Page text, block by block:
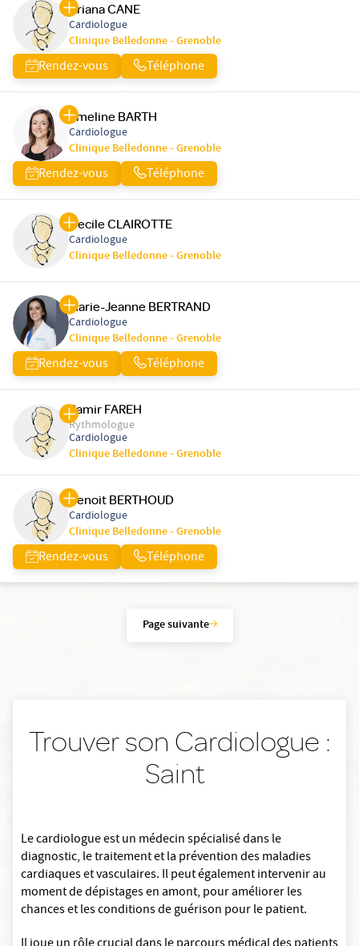
Ariana CANE
Cardiologue
Clinique Belledonne - Grenoble
Rendez-vous Téléphone
Emeline BARTH
Cardiologue
Clinique Belledonne - Grenoble
Rendez-vous Téléphone
Cecile CLAIROTTE
Cardiologue
Clinique Belledonne - Grenoble
Marie-Jeanne BERTRAND
Cardiologue
Clinique Belledonne - Grenoble
Rendez-vous Téléphone
Samir FAREH
Rythmologue
Cardiologue
Clinique Belledonne - Grenoble
Benoit BERTHOUD
Cardiologue
Clinique Belledonne - Grenoble
Rendez-vous Téléphone
Page suivante
Trouver son Cardiologue :
Saint
Le cardiologue est un médecin spécialisé dans le
diagnostic, le traitement et la prévention des maladies
cardiaques et vasculaires. Il peut également intervenir au
moment de dépistages en amont, pour améliorer les
chances et les conditions de guérison pour le patient.